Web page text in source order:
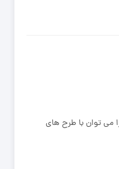
می توان با طرح های